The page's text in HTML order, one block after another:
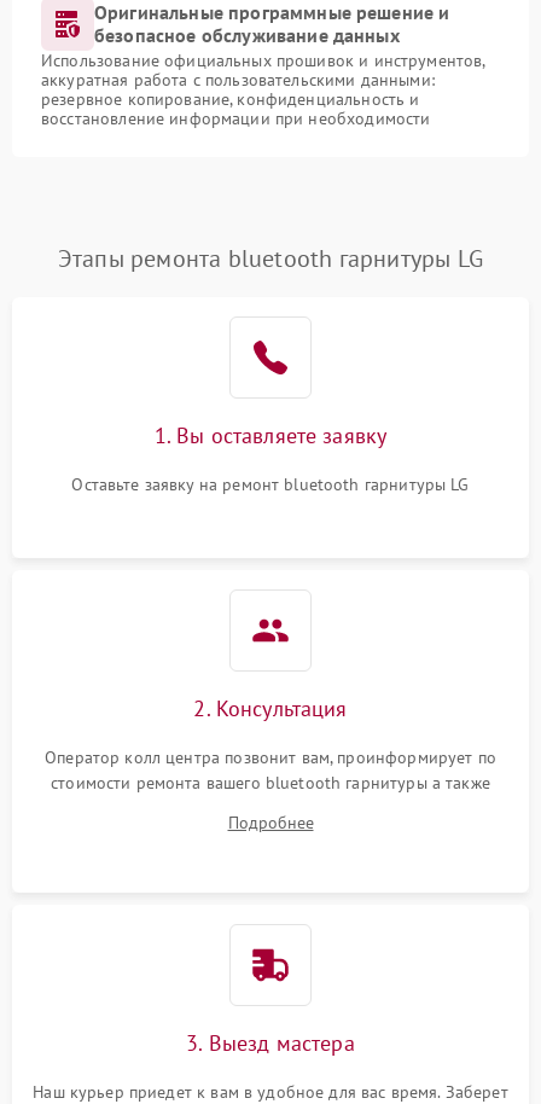
Оригинальные программные решение и
безопасное обслуживание данных
Использование официальных прошивок и инструментов,
аккуратная работа с пользовательскими данными:
резервное копирование, конфиденциальность и
восстановление информации при необходимости
Этапы ремонта bluetooth гарнитуры LG
1. Вы оставляете заявку
Оставьте заявку на ремонт bluetooth гарнитуры LG
2. Консультация
Оператор колл центра позвонит вам, проинформирует по
стоимости ремонта вашего bluetooth гарнитуры а также
Подробнее
3. Выезд мастера
Наш курьер приедет к вам в удобное для вас время. Заберет